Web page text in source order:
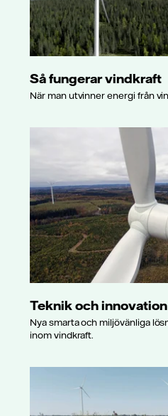
Så fungerar vindkraft
När man utvinner energi från
Teknik och innovation
Nya smarta och miljövänliga
inom vindkraft.